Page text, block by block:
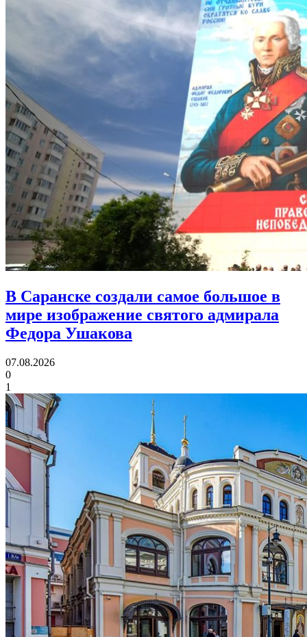
В Саранске создали самое большое в
мире изображение святого адмирала
Федора Ушакова
07.08.2026
0
1